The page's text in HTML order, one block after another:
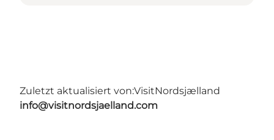
Zuletzt aktualisiert von:VisitNordsjælland
info@visitnordsjaelland.com